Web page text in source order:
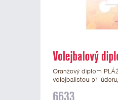
Volejbalový
Oranžový diplom
volejbalistou při
6629 máme ve
6633